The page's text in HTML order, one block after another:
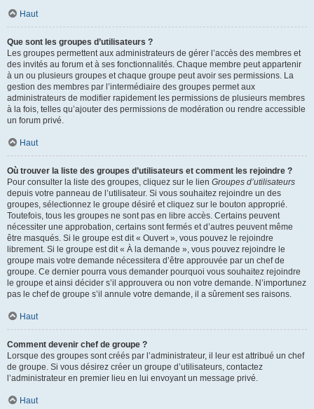
Haut
Que sont les groupes d’utilisateurs ?
Les groupes permettent aux administrateurs de gérer l’accès des membres et
des invités au forum et à ses fonctionnalités. Chaque membre peut appartenir
à un ou plusieurs groupes et chaque groupe peut avoir ses permissions. La
gestion des membres par l’intermédiaire des groupes permet aux
administrateurs de modifier rapidement les permissions de plusieurs membres
à la fois, telles qu’ajouter des permissions de modération ou rendre accessible
un forum privé.
Haut
Où trouver la liste des groupes d’utilisateurs et comment les rejoindre ?
Pour consulter la liste des groupes, cliquez sur le lien Groupes d’utilisateurs
depuis votre panneau de l’utilisateur. Si vous souhaitez rejoindre un des
groupes, sélectionnez le groupe désiré et cliquez sur le bouton approprié.
Toutefois, tous les groupes ne sont pas en libre accès. Certains peuvent
nécessiter une approbation, certains sont fermés et d’autres peuvent même
être masqués. Si le groupe est dit « Ouvert », vous pouvez le rejoindre
librement. Si le groupe est dit « À la demande », vous pouvez rejoindre le
groupe mais votre demande nécessitera d’être approuvée par un chef de
groupe. Ce dernier pourra vous demander pourquoi vous souhaitez rejoindre
le groupe et ainsi décider s’il approuvera ou non votre demande. N’importunez
pas le chef de groupe s’il annule votre demande, il a sûrement ses raisons.
Haut
Comment devenir chef de groupe ?
Lorsque des groupes sont créés par l’administrateur, il leur est attribué un chef
de groupe. Si vous désirez créer un groupe d’utilisateurs, contactez
l’administrateur en premier lieu en lui envoyant un message privé.
Haut